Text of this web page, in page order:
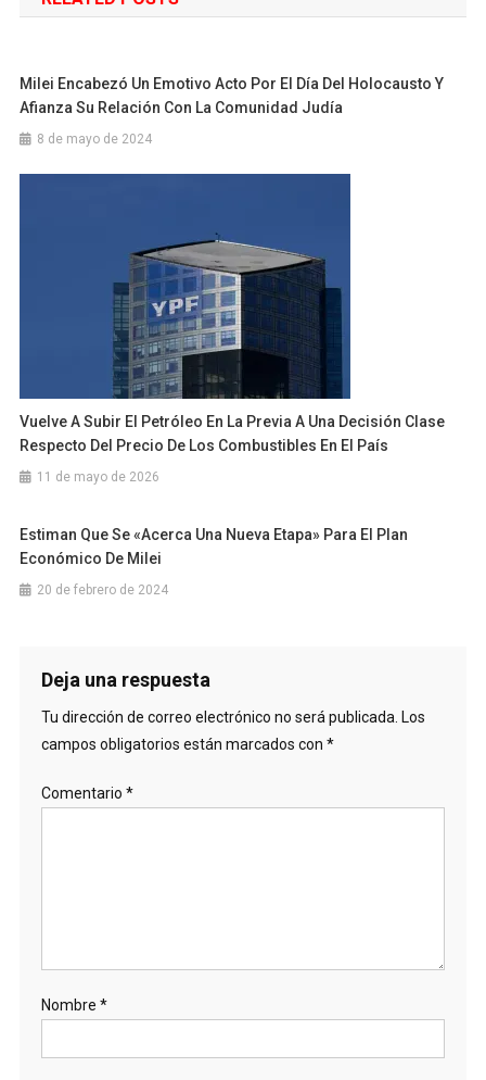
entradas
Milei Encabezó Un Emotivo Acto Por El Día Del Holocausto Y
Afianza Su Relación Con La Comunidad Judía
8 de mayo de 2024
Vuelve A Subir El Petróleo En La Previa A Una Decisión Clase
Respecto Del Precio De Los Combustibles En El País
11 de mayo de 2026
Estiman Que Se «acerca Una Nueva Etapa» Para El Plan
Económico De Milei
20 de febrero de 2024
Deja una respuesta
Tu dirección de correo electrónico no será publicada. Los
campos obligatorios están marcados con *
Comentario *
Nombre *